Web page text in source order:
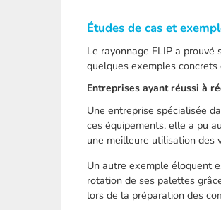
Études de cas et
Le rayonnage FLIP a prouvé
quelques exemples
Entreprises ayant réussi à
Une entreprise spécialisée
ces équipements, elle a pu
une meilleure utilisation des
Un autre exemple éloquent
rotation de ses palettes
lors de la préparation des